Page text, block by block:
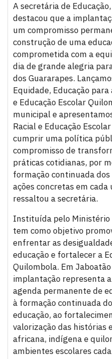
A secretária de
destacou que a
um compromisso
construção de uma
comprometida com a
dia de grande alegria
dos Guararapes.
Equidade, Educação
e Educação Escolar
municipal e
Racial e Educação
cumprir uma política
compromisso de
práticas cotidianas, por
formação continuada
ações concretas em cada
ressaltou a secretária.
Instituída pelo Ministério
tem como objetivo
enfrentar as
educação e fortalecer a
Quilombola. Em
implantação representa
agenda permanente de
à formação continuada
educação, ao
valorização das histórias
africana, indígena e
ambientes escolares